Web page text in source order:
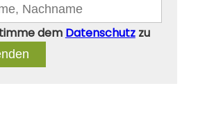
dem Datenschutzzu